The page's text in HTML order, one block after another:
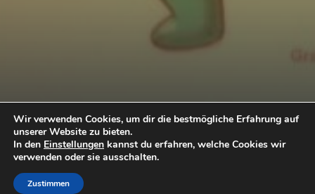
Termine
Wir verwenden Cookies, um dir die bestmögliche Erfahrung auf
unserer Website zu bieten.
In den Einstellungen kannst du erfahren, welche Cookies wir
verwenden oder sie ausschalten.
Zustimmen